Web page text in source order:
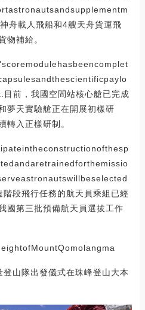
舟載人飛船和4艘天舟貨運飛
物補給。
前，我國空間站核心艙已完成
夢天實驗艙正在開展初樣研
轉入正樣研制。
段飛行任務的航天員乘組已經
國第三批預備航天員選拔工作
山隊出發儀式在珠峰登山大本